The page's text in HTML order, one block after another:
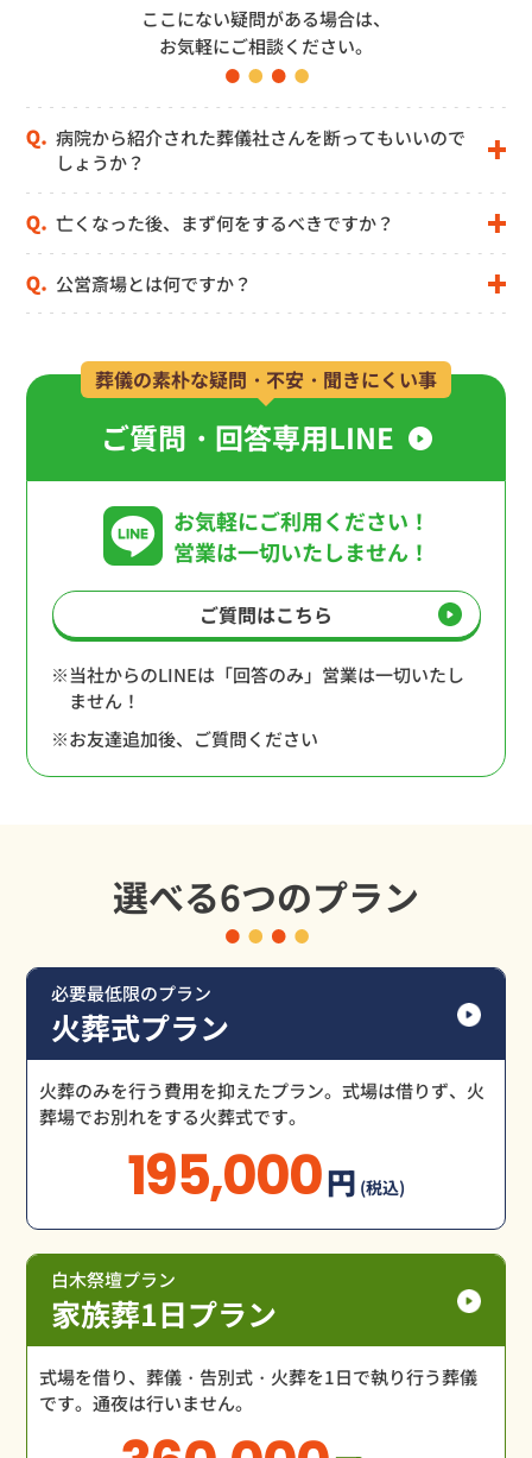
ここにない疑問がある場合は、
お気軽にご相談ください。
病院から紹介された葬儀社さんを断ってもいいので
しょうか？
亡くなった後、まず何をするべきですか？
公営斎場とは何ですか？
葬儀の素朴な疑問・不安・聞きにくい事
ご質問・回答専用LINE
お気軽にご利用ください！
営業は一切いたしません！
ご質問はこちら
※当社からのLINEは「回答のみ」営業は一切いたし
ません！
※お友達追加後、ご質問ください
選べる6つのプラン
必要最低限のプラン
火葬式プラン
火葬のみを行う費用を抑えたプラン。式場は借りず、火
葬場でお別れをする火葬式です。
195,000円 (税込)
白木祭壇プラン
家族葬1日プラン
式場を借り、葬儀・告別式・火葬を1日で執り行う葬儀
です。通夜は行いません。